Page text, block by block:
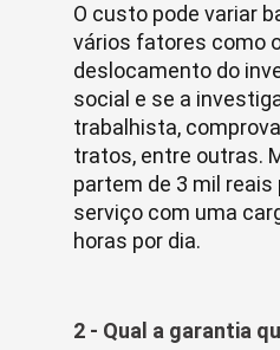
O custo pode variar
vários fatores como
deslocamento do
social e se a
trabalhista,
tratos, entre outras.
partem de 3 mil reais
serviço com uma
horas por dia.
2 - Qual a garantia